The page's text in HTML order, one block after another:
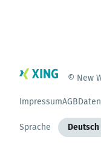
© New
ImpressumAGB
Sprache Deutsch